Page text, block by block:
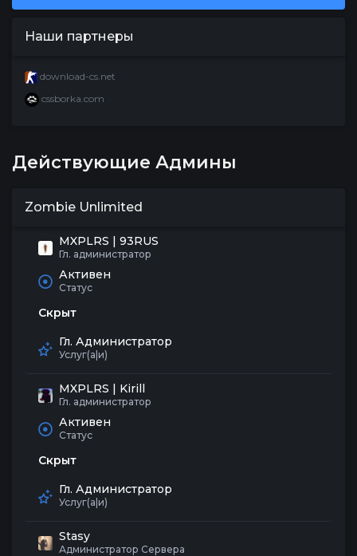
Действующие Админы
Zombie Unlimited
MXPLRS | 93RUS
Гл. администратор
Активен
Статус
Скрыт
Гл. Администратор
Услуг(а|и)
MXPLRS | Kirill
Гл. администратор
Активен
Статус
Скрыт
Гл. Администратор
Услуг(а|и)
Stasy
Администратор Сервера
Наши партнеры
download-cs.net
cssborka.com